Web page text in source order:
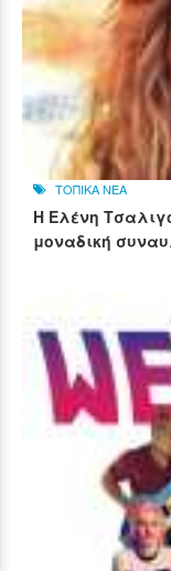
ΤΟΠΙΚΑ ΝΕΑ
Η Ελένη
μοναδική